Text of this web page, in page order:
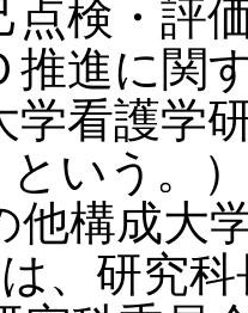
点検・評
推進に関
学看護学
という。
他構成大
、研究科